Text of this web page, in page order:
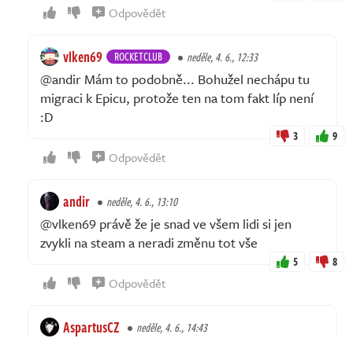
Odpovědět
vlken69 ROCKETCLUB neděle, 4. 6., 12:33
@andir Mám to podobně... Bohužel nechápu tu
migraci k Epicu, protože ten na tom fakt líp není
:D
3 9
Odpovědět
andir neděle, 4. 6., 13:10
@vlken69 právě že je snad ve všem lidi si jen
zvykli na steam a neradi změnu tot vše
5 8
Odpovědět
AspartusCZ neděle, 4. 6., 14:43